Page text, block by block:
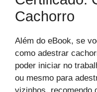
Cachorro
Além do eBook, se
como adestrar
poder iniciar no
ou mesmo para